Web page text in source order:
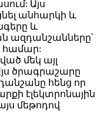
Այս
անհարկի և
և
ազդանշանները՝
համար:
մեկ այլ
Այս ծրագրաշարը
հենց որ
էլեկտրոնային
մեթոդով